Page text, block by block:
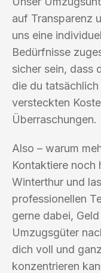
auf Transparenz
uns eine
Bedürfnisse
sicher sein, dass
die du
versteckten
Überraschungen.
Also – warum
Kontaktiere noch
Winterthur und
professionellen
gerne dabei,
Umzugsgüter
dich voll und
konzentrieren